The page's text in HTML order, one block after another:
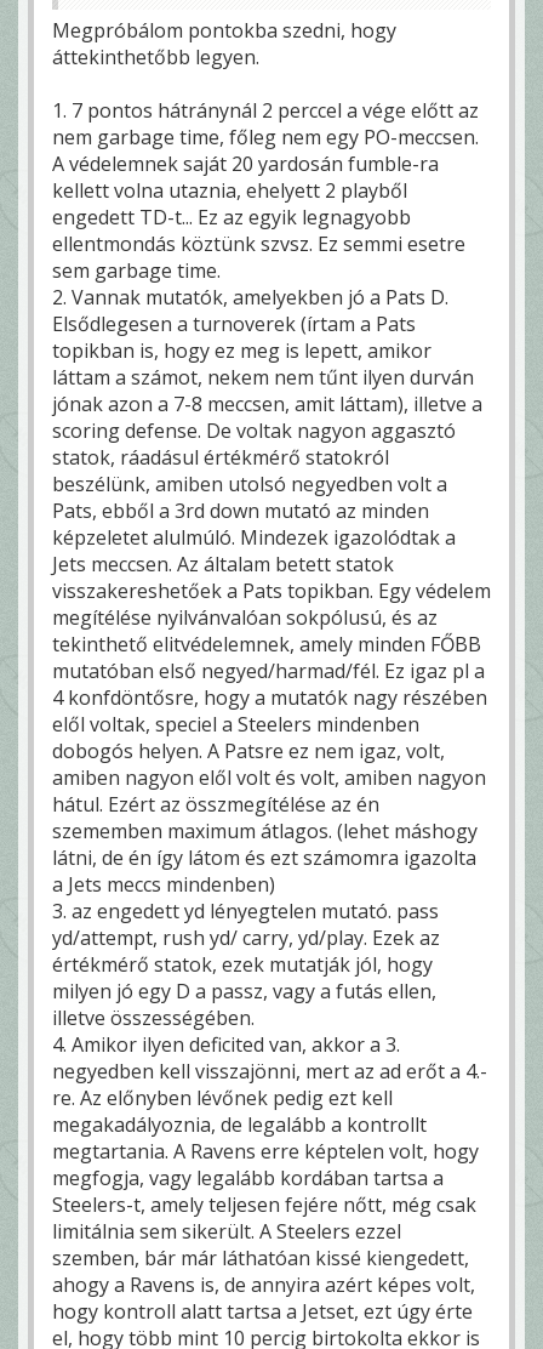
Megpróbálom pontokba szedni, hogy
áttekinthetőbb legyen.
1. 7 pontos hátránynál 2 perccel a vége előtt az
nem garbage time, főleg nem egy PO-meccsen.
A védelemnek saját 20 yardosán fumble-ra
kellett volna utaznia, ehelyett 2 playből
engedett TD-t... Ez az egyik legnagyobb
ellentmondás köztünk szvsz. Ez semmi esetre
sem garbage time.
2. Vannak mutatók, amelyekben jó a Pats D.
Elsődlegesen a turnoverek (írtam a Pats
topikban is, hogy ez meg is lepett, amikor
láttam a számot, nekem nem tűnt ilyen durván
jónak azon a 7-8 meccsen, amit láttam), illetve a
scoring defense. De voltak nagyon aggasztó
statok, ráadásul értékmérő statokról
beszélünk, amiben utolsó negyedben volt a
Pats, ebből a 3rd down mutató az minden
képzeletet alulmúló. Mindezek igazolódtak a
Jets meccsen. Az általam betett statok
visszakereshetőek a Pats topikban. Egy védelem
megítélése nyilvánvalóan sokpólusú, és az
tekinthető elitvédelemnek, amely minden FŐBB
mutatóban első negyed/harmad/fél. Ez igaz pl a
4 konfdöntősre, hogy a mutatók nagy részében
elől voltak, speciel a Steelers mindenben
dobogós helyen. A Patsre ez nem igaz, volt,
amiben nagyon elől volt és volt, amiben nagyon
hátul. Ezért az összmegítélése az én
szememben maximum átlagos. (lehet máshogy
látni, de én így látom és ezt számomra igazolta
a Jets meccs mindenben)
3. az engedett yd lényegtelen mutató. pass
yd/attempt, rush yd/ carry, yd/play. Ezek az
értékmérő statok, ezek mutatják jól, hogy
milyen jó egy D a passz, vagy a futás ellen,
illetve összességében.
4. Amikor ilyen deficited van, akkor a 3.
negyedben kell visszajönni, mert az ad erőt a 4.-
re. Az előnyben lévőnek pedig ezt kell
megakadályoznia, de legalább a kontrollt
megtartania. A Ravens erre képtelen volt, hogy
megfogja, vagy legalább kordában tartsa a
Steelers-t, amely teljesen fejére nőtt, még csak
limitálnia sem sikerült. A Steelers ezzel
szemben, bár már láthatóan kissé kiengedett,
ahogy a Ravens is, de annyira azért képes volt,
hogy kontroll alatt tartsa a Jetset, ezt úgy érte
el, hogy több mint 10 percig birtokolta ekkor is